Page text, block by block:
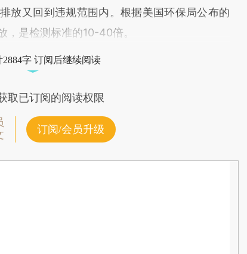
放又回到违规范围内。根据美国环保局公布的
，是检测标准的10-40倍。
字 订阅后继续阅读
取已订阅的阅读权限
订阅/会员升级